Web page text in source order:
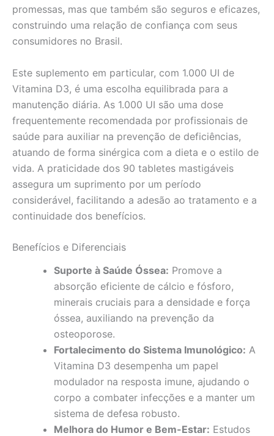
promessas, mas que também são seguros e eficazes,
construindo uma relação de confiança com seus
consumidores no Brasil.
Este suplemento em particular, com 1.000 UI de
Vitamina D3, é uma escolha equilibrada para a
manutenção diária. As 1.000 UI são uma dose
frequentemente recomendada por profissionais de
saúde para auxiliar na prevenção de deficiências,
atuando de forma sinérgica com a dieta e o estilo de
vida. A praticidade dos 90 tabletes mastigáveis
assegura um suprimento por um período
considerável, facilitando a adesão ao tratamento e a
continuidade dos benefícios.
Benefícios e Diferenciais
Suporte à Saúde Óssea: Promove a
absorção eficiente de cálcio e fósforo,
minerais cruciais para a densidade e força
óssea, auxiliando na prevenção da
osteoporose.
Fortalecimento do Sistema Imunológico: A
Vitamina D3 desempenha um papel
modulador na resposta imune, ajudando o
corpo a combater infecções e a manter um
sistema de defesa robusto.
Melhora do Humor e Bem-Estar: Estudos